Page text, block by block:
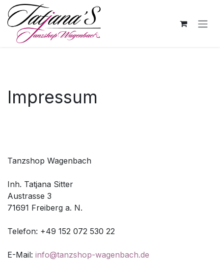
Skip to Content
Impressum
Tanzshop Wagenbach
Inh. Tatjana Sitter
Austrasse 3
71691 Freiberg a. N.
Telefon: +49 152 072 530 22
E-Mail: info@tanzshop-wagenbach.de